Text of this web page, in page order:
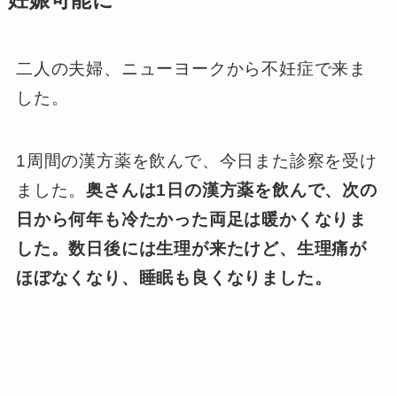
二人の夫婦、ニューヨークから不妊症で来ま
した。
1周間の漢方薬を飲んで、今日また診察を受け
ました。奥さんは1日の漢方薬を飲んで、次の
日から何年も冷たかった両足は暖かくなりま
した。数日後には生理が来たけど、生理痛が
ほぼなくなり、睡眠も良くなりました。